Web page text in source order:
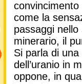
come la
passaggi
minerario, il
Si parla di
dell’uranio in
oppone, in